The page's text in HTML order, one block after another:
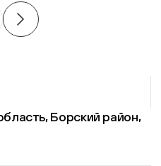
Борский район,